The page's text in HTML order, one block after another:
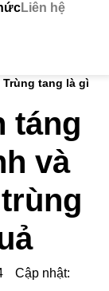
Liên hệ
Trùng tang là gì
táng
và
Cập nhật: